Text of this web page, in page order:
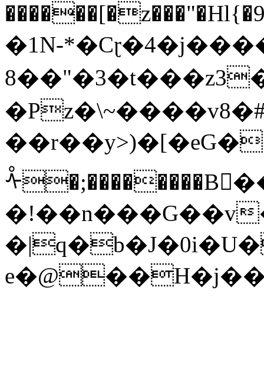
�1N-
8��"�
�!��n���G��v